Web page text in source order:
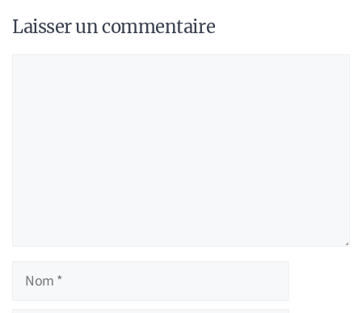
Laisser un commentaire
Nom